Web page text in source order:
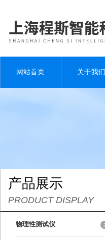
网站首页 关于我们
产品展示
PRODUCT DISPLAY
物理性测试仪